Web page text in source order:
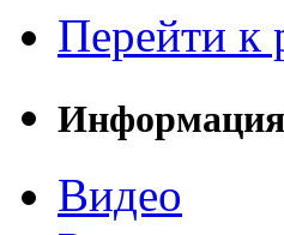
Перейти к
Информация
Видео